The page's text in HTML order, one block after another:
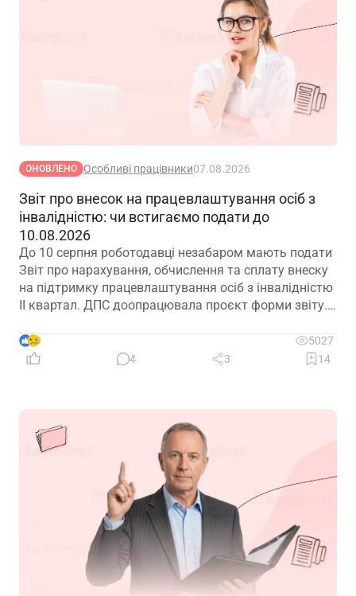
ОНОВЛЕНО Особливі працівники07.08.2026
Звіт про внесок на працевлаштування осіб з
інвалідністю: чи встигаємо подати до
10.08.2026
До 10 серпня роботодавці незабаром мають подати
Звіт про нарахування, обчислення та сплату внеску
на підтримку працевлаштування осіб з інвалідністю
ІІ квартал. ДПС доопрацювала проєкт форми звіту.
далі
9
5027
4
3 14